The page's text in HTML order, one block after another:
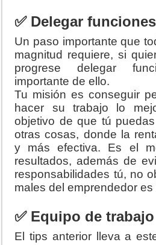
✅ Delegar funciones
Un paso importante que
magnitud requiere, si
progrese delegar
importante de ello.
Tu misión es conseguir
hacer su trabajo lo
objetivo de que tú
otras cosas, donde la
y más efectiva. Es el
resultados, además de
responsabilidades tú, no
males del emprendedor
✅ Equipo de trabajo
El tips anterior lleva a